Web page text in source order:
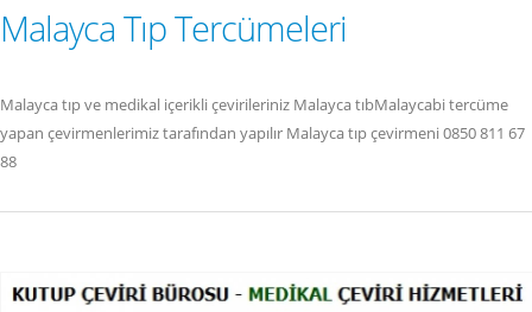
Malayca Tıp Tercümeleri
Malayca tıp ve medikal içerikli çevirileriniz Malayca tıbMalaycabi tercüme
yapan çevirmenlerimiz tarafından yapılır Malayca tıp çevirmeni 0850 811 67
88